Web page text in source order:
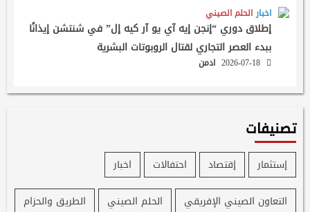
اخبار الحلم الصيني
إطلاق دوري “إنجن إيه آي يو آر كيه إل” في شنتشن إيذانًا
ببدء العصر التجاري لقتال الروبوتات البشرية
ادمن
تصنيفات
إستثمار إقتصاد احتفالات
اخبار
التعاون الصيني الإفريقي
الحلم الصيني
الطريق والحزام